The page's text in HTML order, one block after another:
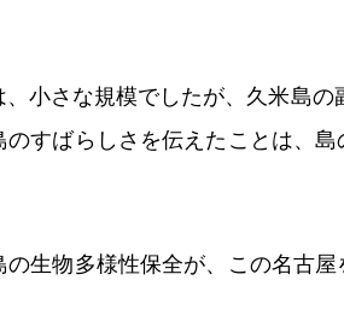
、小さな規模でしたが、久米島
のすばらしさを伝えたことは、
の生物多様性保全が、この名古